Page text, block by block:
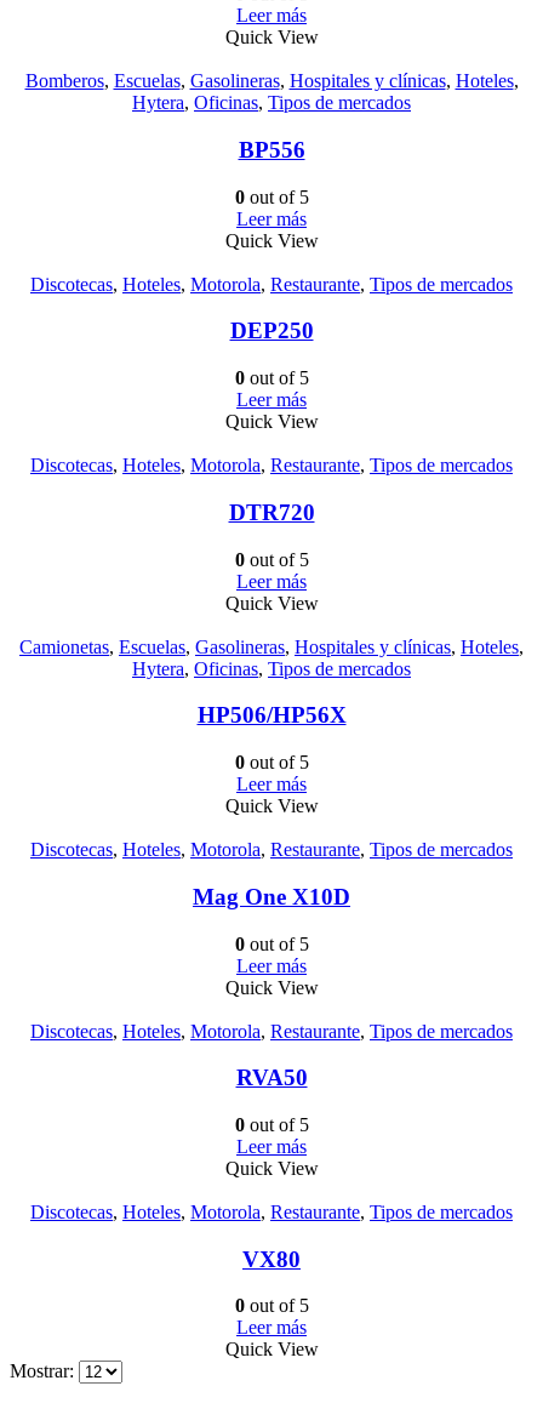
Leer más
Quick View
Bomberos, Escuelas, Gasolineras, Hospitales y clínicas, Hoteles,
Hytera, Oficinas, Tipos de mercados
BP556
0out of 5
Leer más
Quick View
Discotecas, Hoteles, Motorola, Restaurante, Tipos de mercados
DEP250
0out of 5
Leer más
Quick View
Discotecas, Hoteles, Motorola, Restaurante, Tipos de mercados
DTR720
0out of 5
Leer más
Quick View
Camionetas, Escuelas, Gasolineras, Hospitales y clínicas, Hoteles,
Hytera, Oficinas, Tipos de mercados
HP506/HP56X
0out of 5
Leer más
Quick View
Discotecas, Hoteles, Motorola, Restaurante, Tipos de mercados
Mag One X10D
0out of 5
Leer más
Quick View
Discotecas, Hoteles, Motorola, Restaurante, Tipos de mercados
RVA50
0out of 5
Leer más
Quick View
Discotecas, Hoteles, Motorola, Restaurante, Tipos de mercados
VX80
0out of 5
Leer más
Quick View
Mostrar: